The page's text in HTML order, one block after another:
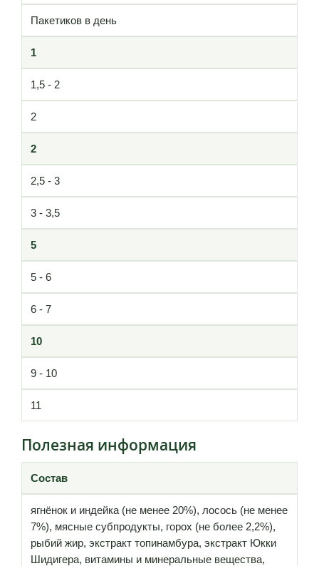
Пакетиков в день
1
1,5 - 2
2
2
2,5 - 3
3 - 3,5
5
5 - 6
6 - 7
10
9 - 10
11
Полезная информация
Состав
ягнёнок и индейка (не менее 20%), лосось (не менее
7%), мясные субпродукты, горох (не более 2,2%),
рыбий жир, экстракт топинамбура, экстракт Юкки
Шидигера, витамины и минеральные вещества,